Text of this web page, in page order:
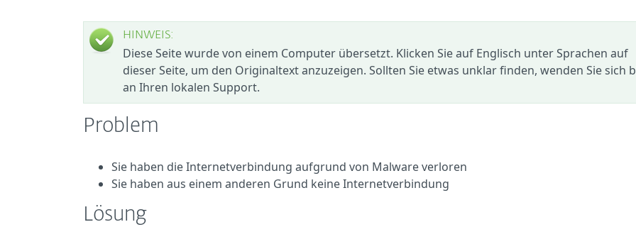
HINWEIS:
Diese Seite wurde von einem Computer übersetzt. Klicken Sie auf Englisch unter Sprachen auf
dieser Seite, um den Originaltext anzuzeigen. Sollten Sie etwas unklar finden, wenden Sie sich
an Ihren lokalen Support.
Problem
Sie haben die Internetverbindung aufgrund von Malware verloren
Sie haben aus einem anderen Grund keine Internetverbindung
Lösung